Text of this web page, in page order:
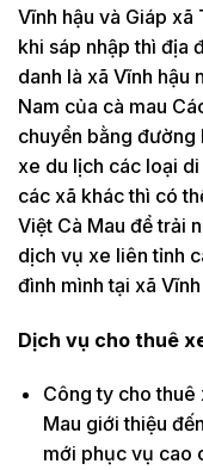
Vĩnh hậu và Giáp xã
khi sáp nhập thì địa
danh là xã Vĩnh hậu
Nam của cà mau
chuyển bằng đường
xe du lịch các loại
các xã khác thì có
Việt Cà Mau để trải
dịch vụ xe liên tỉnh
đình mình tại xã
Dịch vụ cho thuê
Công ty cho thuê
Mau giới thiệu
mới phục vụ cao